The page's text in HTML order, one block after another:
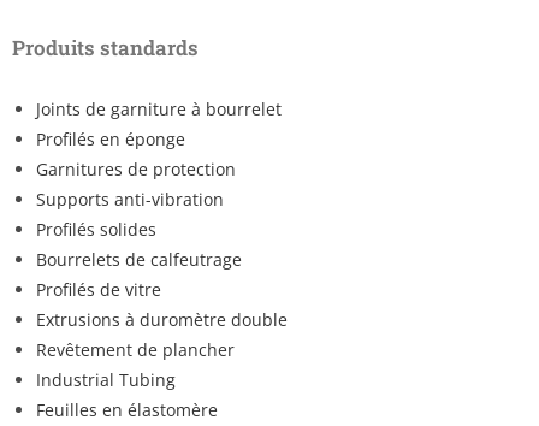
Produits standards
Joints de garniture à bourrelet
Profilés en éponge
Garnitures de protection
Supports anti-vibration
Profilés solides
Bourrelets de calfeutrage
Profilés de vitre
Extrusions à duromètre double
Revêtement de plancher
Industrial Tubing
Feuilles en élastomère